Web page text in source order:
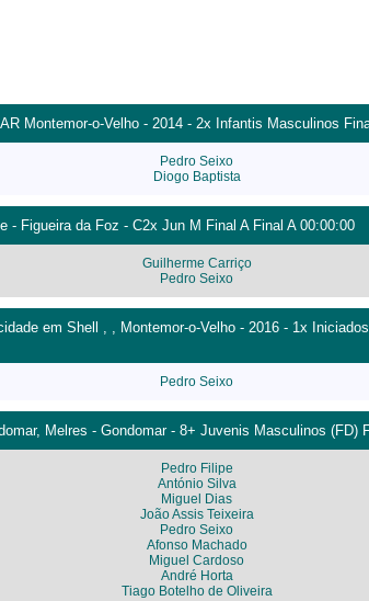
Montemor-o-Velho - 2014 - 2x Infantis Masculinos
Pedro Seixo
Diogo Baptista
- Figueira da Foz - C2x Jun M Final A Final A 00:00:00
Guilherme Carriço
Pedro Seixo
em Shell , , Montemor-o-Velho - 2016 - 1x
Pedro Seixo
Melres - Gondomar - 8+ Juvenis Masculinos (FD)
Pedro Filipe
António Silva
Miguel Dias
João Assis Teixeira
Pedro Seixo
Afonso Machado
Miguel Cardoso
André Horta
Tiago Botelho de Oliveira